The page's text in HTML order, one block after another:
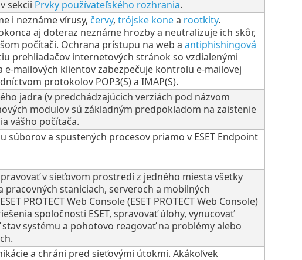
sekcii Prvky používateľského rozhrania.
i neznáme vírusy, červy, trójske konea rootkity.
aj doteraz neznáme hrozby a neutralizuje ich skôr,
počítači. Ochrana prístupu na web a antiphishingová
prehliadačov internetových stránok so vzdialenými
e-mailových klientov zabezpečuje kontrolu e-mailovej
protokolov POP3(S) a IMAP(S).
jadra (v predchádzajúcich verziách pod názvom
modulov sú základným predpokladom na zaistenie
vášho počítača.
súborov a spustených procesov priamo v ESET Endpoint
v sieťovom prostredí z jedného miesta všetky
pracovných staniciach, serveroch a mobilných
PROTECT Web Console (ESET PROTECT Web Console)
spoločnosti ESET, spravovať úlohy, vynucovať
systému a pohotovo reagovať na problémy alebo
a chráni pred sieťovými útokmi. Akákoľvek